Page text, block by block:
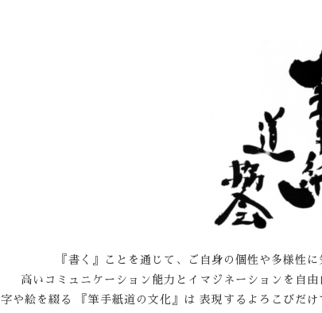
『書く』ことを通じて、ご自身の個性や多様性に
高いコミュニケーション能力とイマジネーションを自由
や絵を綴る 『筆手紙道の文化』は 表現するよろこびだけ